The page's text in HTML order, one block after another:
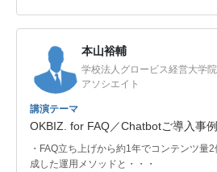
本山裕輔
学校法人グロービス経営大
アソシエイト
講演テーマ
OKBIZ. for FAQ／Chatbotご導入事例
・FAQ立ち上げから約1年でコンテンツ量
成した運用メソッドと・・・